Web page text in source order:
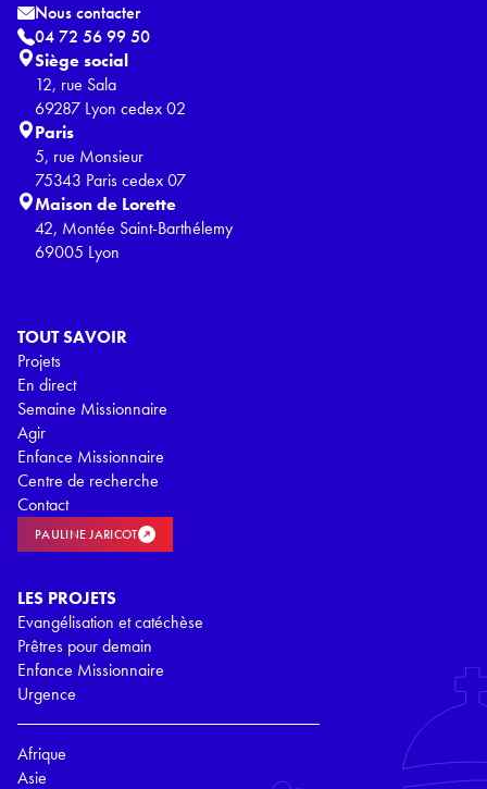
TOUT SAVOIR
Projets
En direct
Semaine Missionnaire
Agir
Enfance Missionnaire
Centre de recherche
Contact
PAULINE JARICOT
LES PROJETS
Evangélisation et catéchèse
Prêtres pour demain
Enfance Missionnaire
Urgence
Afrique
Asie
Nous contacter
04 72 56 99 50
Siège social
12, rue Sala
69287 Lyon cedex 02
Paris
5, rue Monsieur
75343 Paris cedex 07
Maison de Lorette
42, Montée Saint-Barthélemy
69005 Lyon